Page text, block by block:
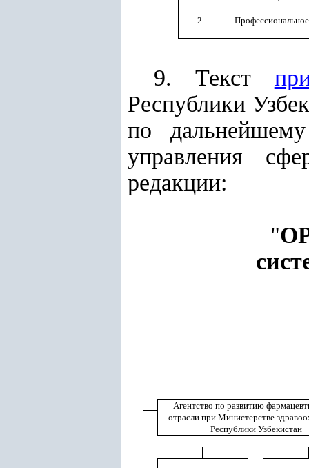
2.
9. Текст
Республики
по дальнейшему
управления
редакции:
"
Агентство по развитию
отрасли при Министерстве
Республики Узбекистан